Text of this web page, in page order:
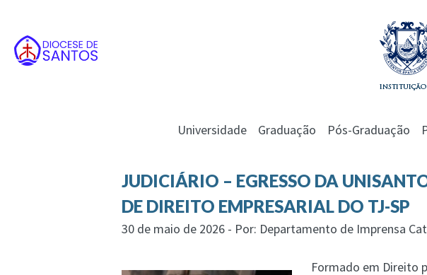
Universidade Graduação Pós-Graduação
JUDICIÁRIO – EGRESSO DA
DE DIREITO EMPRESARIAL DO TJ-SP
30 de maio de 2026 - Por: Departamento de Imprensa
Formado em Direito